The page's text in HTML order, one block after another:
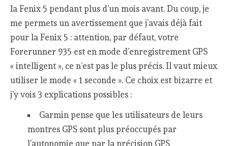
la Fenix 5 pendant plus d’un mois avant. Du coup, je
me permets un avertissement que j’avais déjà fait
pour la Fenix 5 : attention, par défaut, votre
Forerunner 935 est en mode d’enregistrement GPS
« intelligent », ce n’est pas le plus précis. Il vaut mieux
utiliser le mode « 1 seconde ». Ce choix est bizarre et
j’y vois 3 explications possibles :
Garmin pense que les utilisateurs de leurs
montres GPS sont plus préoccupés par
l’autonomie que par la précision GPS